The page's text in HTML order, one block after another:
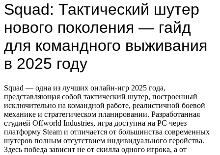
Squad: Тактический шутер
нового поколения — гайд
для командного выживания
в 2025 году
Squad — одна из лучших онлайн-игр 2025 года,
представляющая собой тактический шутер, построенный
исключительно на командной работе, реалистичной боевой
механике и стратегическом планировании. Разработанная
студией Offworld Industries, игра доступна на PC через
платформу Steam и отличается от большинства современных
шутеров полным отсутствием индивидуального геройства.
Здесь победа зависит не от скилла одного игрока, а от